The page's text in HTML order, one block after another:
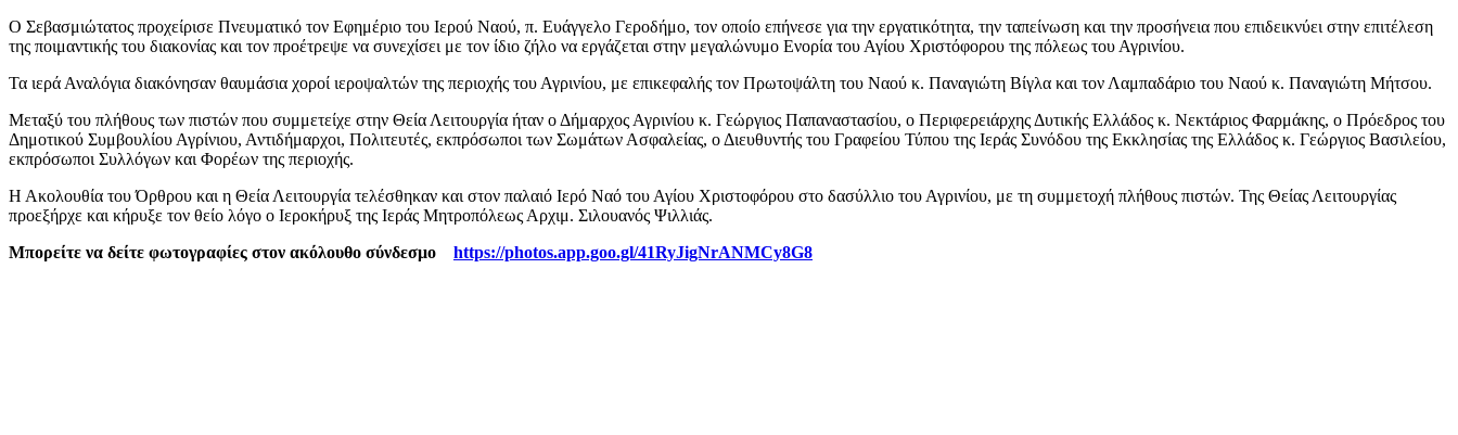
Ο Σεβασμιώτατος προχείρισε Πνευματικό τον Εφημέριο του Ιερού Ναού, π. Ευάγγελο Γεροδήμο, τον οποίο επήνεσε για την εργατικότητα, την ταπείνωση και την προσήνεια που επιδεικνύει στην επιτέλεση
της ποιμαντικής του διακονίας και τον προέτρεψε να συνεχίσει με τον ίδιο ζήλο να εργάζεται στην μεγαλώνυμο Ενορία του Αγίου Χριστόφορου της πόλεως του Αγρινίου.
Τα ιερά Αναλόγια διακόνησαν θαυμάσια χοροί ιεροψαλτών της περιοχής του Αγρινίου, με επικεφαλής τον Πρωτοψάλτη του Ναού κ. Παναγιώτη Βίγλα και τον Λαμπαδάριο του Ναού κ. Παναγιώτη Μήτσου.
Μεταξύ του πλήθους των πιστών που συμμετείχε στην Θεία Λειτουργία ήταν ο Δήμαρχος Αγρινίου κ. Γεώργιος Παπαναστασίου, ο Περιφερειάρχης Δυτικής Ελλάδος κ. Νεκτάριος Φαρμάκης, ο Πρόεδρος του
Δημοτικού Συμβουλίου Αγρίνιου, Αντιδήμαρχοι, Πολιτευτές, εκπρόσωποι των Σωμάτων Ασφαλείας, ο Διευθυντής του Γραφείου Τύπου της Ιεράς Συνόδου της Εκκλησίας της Ελλάδος κ. Γεώργιος Βασιλείου,
εκπρόσωποι Συλλόγων και Φορέων της περιοχής.
Η Ακολουθία του Όρθρου και η Θεία Λειτουργία τελέσθηκαν και στον παλαιό Ιερό Ναό του Αγίου Χριστοφόρου στο δασύλλιο του Αγρινίου, με τη συμμετοχή πλήθους πιστών. Της Θείας Λειτουργίας
προεξήρχε και κήρυξε τον θείο λόγο ο Ιεροκήρυξ της Ιεράς Μητροπόλεως Αρχιμ. Σιλουανός Ψιλλιάς.
Μπορείτε να δείτε φωτογραφίες στον ακόλουθο σύνδεσμο https://photos.app.goo.gl/41RyJigNrANMCy8G8